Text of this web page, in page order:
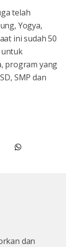
telah
Yogya,
ini sudah 50
untuk
program yang
SMP dan
dan